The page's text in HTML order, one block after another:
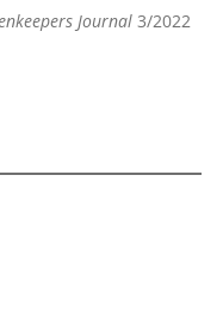
Journal 3/2022